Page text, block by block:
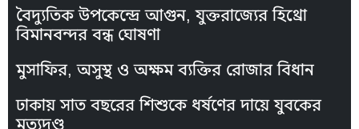
বৈদ্যুতিক উপকেন্দ্রে আগুন, যুক্তরাজ্যের হিথ্রো
বিমানবন্দর বন্ধ ঘোষণা
মুসাফির, অসুস্থ ও অক্ষম ব্যক্তির রোজার বিধান
ঢাকায় সাত বছরের শিশুকে ধর্ষণের দায়ে যুবকের
মৃত্যুদণ্ড